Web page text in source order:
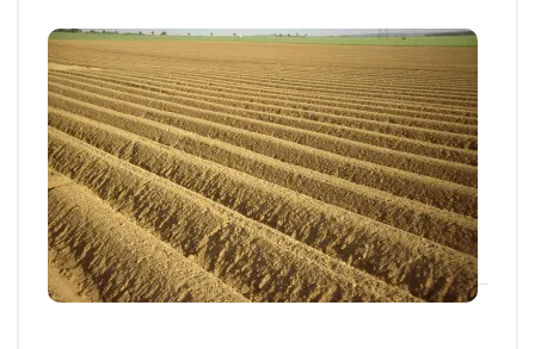
Articles et actus techniques
Pomme de terre : bien préparer les
plantations
Les plantations ont démarré dans certains secteurs
des Hauts-de-France. Rappels des bonnes...
09 AVR. 2026